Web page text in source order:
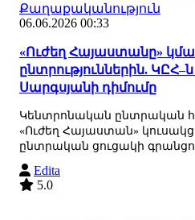
Քաղաքականություն
06.06.2026 00:33
«Ուժեղ Հայաստանը»
ընտրություններին.
Սարգսյանի դիմումը
Կենտրոնական ընտրական
«Ուժեղ Հայաստան»
ընտրական ցուցակի
Edita
5.0